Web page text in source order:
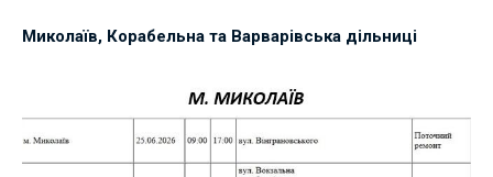
Миколаїв, Корабельна та Варварівська дільниці